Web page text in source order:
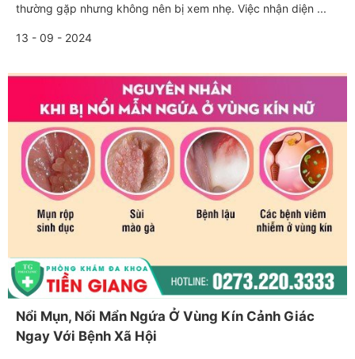
thường gặp nhưng không nên bị xem nhẹ. Việc nhận diện ...
13 - 09 - 2024
Nổi Mụn, Nổi Mẩn Ngứa Ở Vùng Kín Cảnh Giác
Ngay Với Bệnh Xã Hội